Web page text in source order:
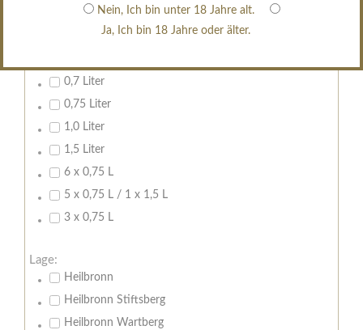
Nein, Ich bin unter 18 Jahre alt.
Ja, Ich bin 18 Jahre oder älter.
Inhalt:
0,7 Liter
0,75 Liter
1,0 Liter
1,5 Liter
6 x 0,75 L
5 x 0,75 L / 1 x 1,5 L
3 x 0,75 L
Lage:
Heilbronn
Heilbronn Stiftsberg
Heilbronn Wartberg